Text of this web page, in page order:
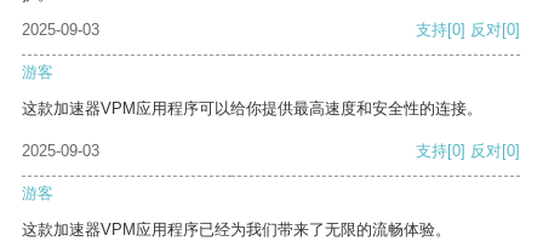
2025-09-03
支持[0] 反对[0]
游客
这款加速器VPM应用程序可以给你提供最高速度和安全性的连接。
2025-09-03 支持[0] 反对[0]
游客
这款加速器VPM应用程序已经为我们带来了无限的流畅体验。